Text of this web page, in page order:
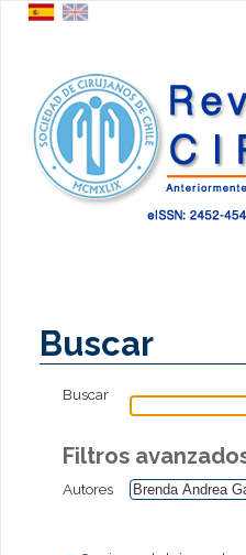
Buscar
Buscar
Filtros
Autores